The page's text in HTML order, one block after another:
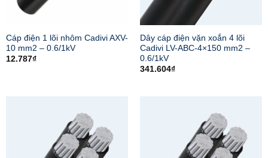
Cáp điện 1 lõi nhôm Cadivi AXV-
10 mm2 – 0.6/1kV
12.787₫
Dây cáp điện vặn xoắn 4 lõi
Cadivi LV-ABC-4×150 mm2 –
0.6/1kV
341.604₫